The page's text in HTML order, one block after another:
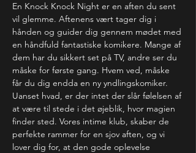
En Knock Knock Night er en aften du sent
vil glemme. Aftenens vært tager dig i
hånden og guider dig gennem mødet med
en håndfuld fantastiske komikere. Mange af
dem har du sikkert set på TV, andre ser du
måske for første gang. Hvem ved, måske
får du dig endda en ny yndlingskomiker.
Uanset hvad, er der intet der slår følelsen af
at være til stede i det øjeblik, hvor magien
finder sted. Vores intime klub, skaber de
perfekte rammer for en sjov aften, og vi
lover dig for, at den gode oplevelse